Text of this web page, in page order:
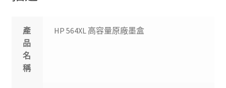
產
品
名
稱
HP 564XL 高容量原廠墨盒